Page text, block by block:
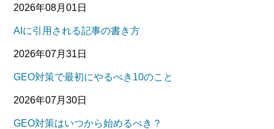
2026年08月01日
AIに引用される記事の書き方
2026年07月31日
GEO対策で最初にやるべき10のこと
2026年07月30日
GEO対策はいつから始めるべき？